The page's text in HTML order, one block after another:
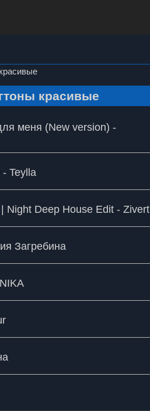
красивые
меня (New version) -
Teylla
Night Deep House Edit - Zivert
Загребина